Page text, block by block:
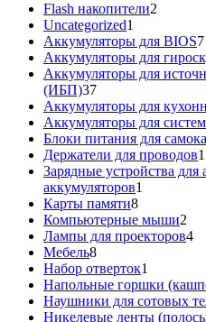
Flash накопители2
Uncategorized1
товар
Аккумуляторы для BIOS77
Аккумуляторы для
Аккумуляторы для
(ИБП)3737
товаров
Аккумуляторы для
Аккумуляторы для
Блоки питания для
Держатели для проводов1
Зарядные устройства
аккумуляторов1
Карты памяти88
товаров
Компьютерные мыши2
Лампы для проекторов44
Мебель88
товаров
Набор отверток1
товар
Напольные горшки
Наушники для сотовых
Никелевые ленты